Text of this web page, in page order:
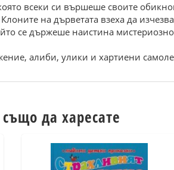
всеки си вършеше своите
на дърветата взеха да
се държеше наистина
алиби, улики и хартиени
да харесате